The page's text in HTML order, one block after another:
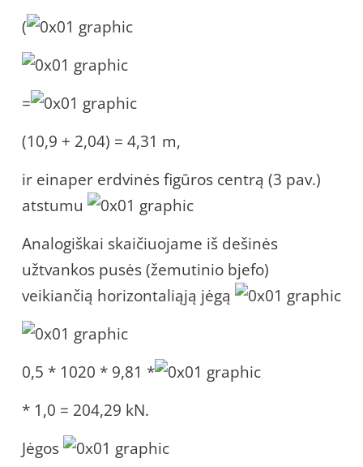
(
=
(10,9 + 2,04) = 4,31 m,
ir einaper erdvinės figūros centrą (3 pav.)
atstumu
Analogiškai skaičiuojame iš dešinės
užtvankos pusės (žemutinio bjefo)
veikiančią horizontaliąją jėgą
0,5 * 1020 * 9,81 *
* 1,0 = 204,29 kN.
Jėgos